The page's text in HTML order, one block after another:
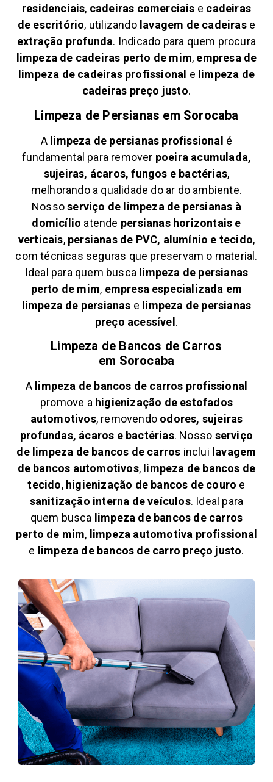
residenciais, cadeiras comerciais e cadeiras
de escritório, utilizando lavagem de cadeirase
extração profunda. Indicado para quem procura
limpeza de cadeiras perto de mim, empresa de
limpeza de cadeiras profissional e limpeza de
cadeiras preço justo.
Limpeza de Persianas em Sorocaba
A limpeza de persianas profissional é
fundamental para remover poeira acumulada,
sujeiras, ácaros, fungos e bactérias,
melhorando a qualidade do ar do ambiente.
Nossoserviço de limpeza de persianas à
domicílio atende persianas horizontais e
verticais, persianas de PVC, alumínio e tecido,
com técnicas seguras que preservam o material.
Ideal para quem busca limpeza de persianas
perto de mim, empresa especializada em
limpeza de persianas e limpeza de persianas
preço acessível.
Limpeza de Bancos de Carros
em Sorocaba
A limpeza de bancos de carros profissional
promove a higienização de estofados
automotivos, removendo odores, sujeiras
profundas, ácaros e bactérias. Nosso serviço
de limpeza de bancos de carros inclui lavagem
de bancos automotivos, limpeza de bancos de
tecido, higienização de bancos de couro e
sanitização interna de veículos. Ideal para
quem busca limpeza de bancos de carros
perto de mim, limpeza automotiva profissional
e limpeza de bancos de carro preço justo.